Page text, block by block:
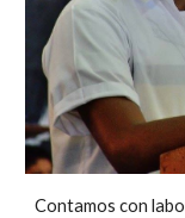
Contamos con